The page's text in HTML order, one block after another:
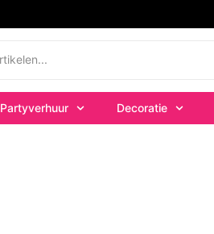
Partyverhuur Decoratie